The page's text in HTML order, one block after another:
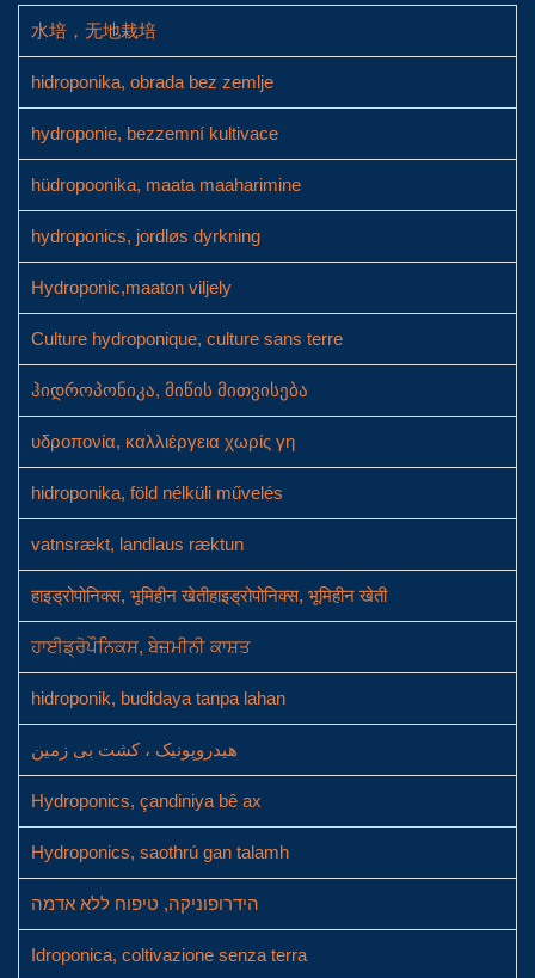
水培，无地栽培
hidroponika, obrada bez zemlje
hydroponie, bezzemní kultivace
hüdropoonika, maata maaharimine
hydroponics, jordløs dyrkning
Hydroponic,maaton viljely
Culture hydroponique, culture sans terre
ჰიდროპონიკა, მიწის მითვისება
υδροπονία, καλλιέργεια χωρίς γη
hidroponika, föld nélküli művelés
vatnsrækt, landlaus ræktun
हाइड्रोपोनिक्स, भूमिहीन खेतीहाइड्रोपोनिक्स, भूमिहीन खेती
ਹਾਈਡ੍ਰੋਪੌਨਿਕਸ, ਬੇਜ਼ਮੀਨੀ ਕਾਸ਼ਤ
hidroponik, budidaya tanpa lahan
هیدروپونیک ، کشت بی زمین
Hydroponics, çandiniya bê ax
Hydroponics, saothrú gan talamh
הידרופוניקה, טיפוח ללא אדמה
Idroponica, coltivazione senza terra